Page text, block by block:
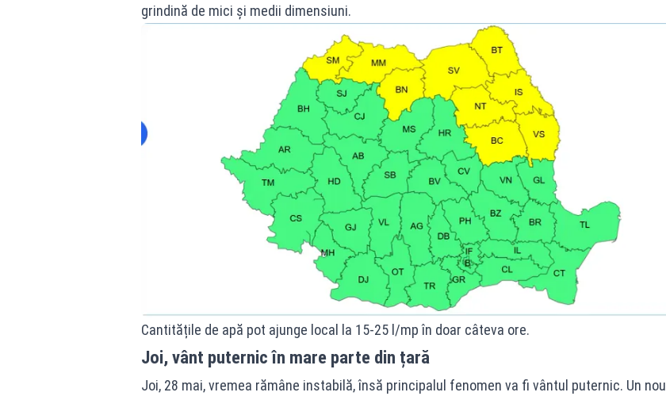
grindină de mici și medii dimensiuni.
Cantitățile de apă pot ajunge local la 15-25 l/mp în doar câteva ore.
Joi, vânt puternic în mare parte din țară
Joi, 28 mai, vremea rămâne instabilă, însă principalul fenomen va fi vântul puternic. Un nou